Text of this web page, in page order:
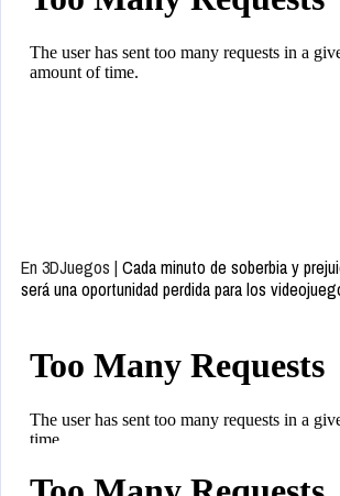
En 3DJuegos | Cada minuto de soberbia y
será una oportunidad perdida para los